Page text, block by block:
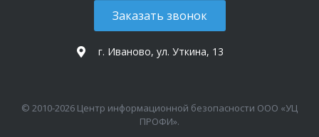
Заказать звонок
г. Иваново, ул. Уткина, 13
© 2010-2026 Центр информационной безопасности ООО «УЦ
ПРОФИ».